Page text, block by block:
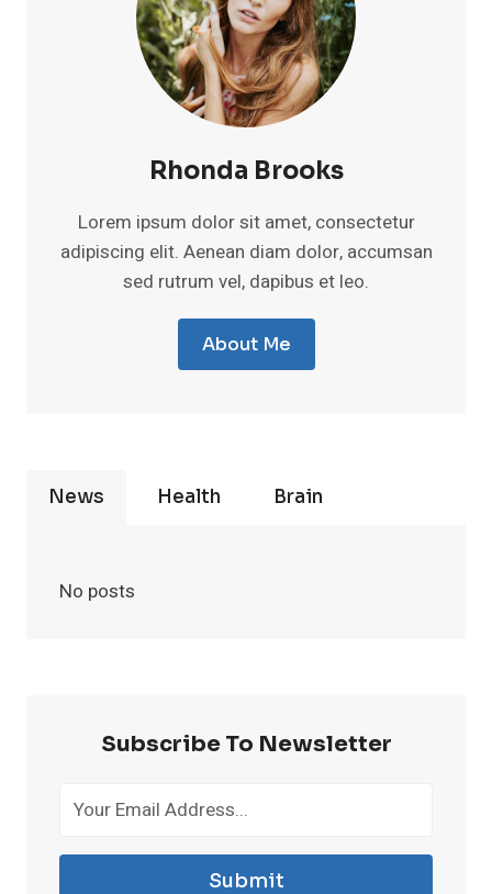
Rhonda Brooks
Lorem ipsum dolor sit amet, consectetur
adipiscing elit. Aenean diam dolor, accumsan
sed rutrum vel, dapibus et leo.
About Me
News Health Brain
No posts
Subscribe To Newsletter
Submit